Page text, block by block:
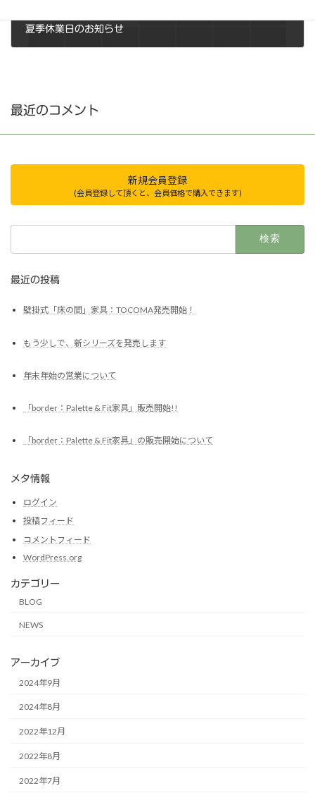
夏季休業日のお知らせ
最近のコメント
新規会員登録
(会員登録して頂くと、会員価格で購入できます)
最近の投稿
壁掛式「床の間」家具：TOCOMA発売開始！
もう少しで、新シリーズを発売します
年末年始の営業について
「border：Palette & Fit家具」販売開始!!
「border：Palette & Fit家具」の販売開始について
メタ情報
ログイン
投稿フィード
コメントフィード
WordPress.org
カテゴリー
BLOG
NEWS
アーカイブ
2024年9月
2024年8月
2022年12月
2022年8月
2022年7月